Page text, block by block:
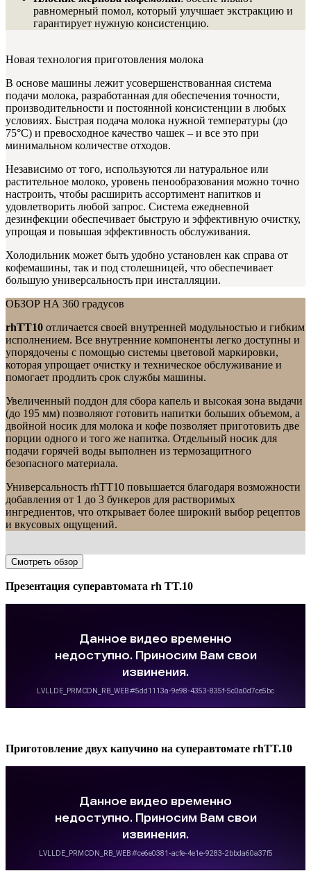
равномерный помол, который улучшает экстракцию и
гарантирует нужную консистенцию.
Новая технология приготовления молока
В основе машины лежит усовершенствованная система
подачи молока, разработанная для обеспечения точности,
производительности и постоянной консистенции в любых
условиях. Быстрая подача молока нужной температуры (до
75°C) и превосходное качество чашек – и все это при
минимальном количестве отходов.
Независимо от того, используются ли натуральное или
растительное молоко, уровень пенообразования можно точно
настроить, чтобы расширить ассортимент напитков и
удовлетворить любой запрос. Система ежедневной
дезинфекции обеспечивает быструю и эффективную очистку,
упрощая и повышая эффективность обслуживания.
Холодильник может быть удобно установлен как справа от
кофемашины, так и под столешницей, что обеспечивает
большую универсальность при инсталляции.
ОБЗОР НА 360 градусов
rhTT10 отличается своей внутренней модульностью и гибким
исполнением. Все внутренние компоненты легко доступны и
упорядочены с помощью системы цветовой маркировки,
которая упрощает очистку и техническое обслуживание и
помогает продлить срок службы машины.
Увеличенный поддон для сбора капель и высокая зона выдачи
(до 195 мм) позволяют готовить напитки больших объемом, а
двойной носик для молока и кофе позволяет приготовить две
порции одного и того же напитка. Отдельный носик для
подачи горячей воды выполнен из термозащитного
безопасного материала.
Универсальность rhTT10 повышается благодаря возможности
добавления от 1 до 3 бункеров для растворимых
ингредиентов, что открывает более широкий выбор рецептов
и вкусовых ощущений.
Смотреть обзор
Презентация суперавтомата rh TT.10
Приготовление двух капучино на суперавтомате rhTT.10